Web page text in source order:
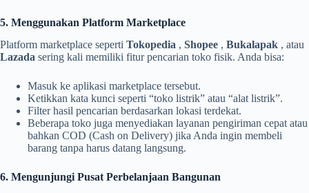
5. Menggunakan Platform Marketplace
Platform marketplace seperti Tokopedia , Shopee , Bukalapak , atau
Lazada sering kali memiliki fitur pencarian toko fisik. Anda bisa:
Masuk ke aplikasi marketplace tersebut.
Ketikkan kata kunci seperti “toko listrik” atau “alat listrik”.
Filter hasil pencarian berdasarkan lokasi terdekat.
Beberapa toko juga menyediakan layanan pengiriman cepat atau
bahkan COD (Cash on Delivery) jika Anda ingin membeli
barang tanpa harus datang langsung.
6. Mengunjungi Pusat Perbelanjaan Bangunan